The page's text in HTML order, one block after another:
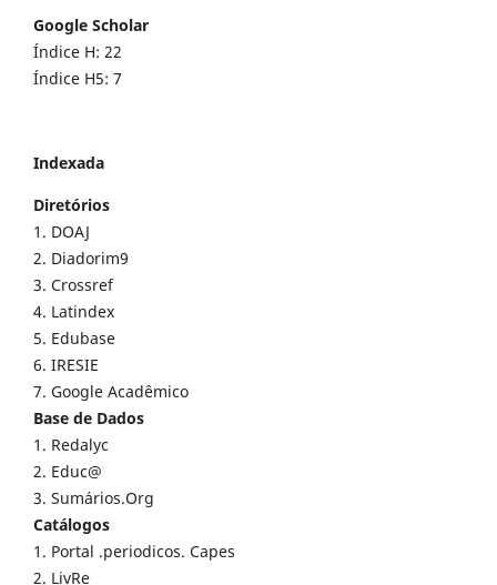
Google Scholar
Índice H: 22
Índice H5: 7
Indexada
Diretórios
1. DOAJ
2. Diadorim9
3. Crossref
4. Latindex
5. Edubase
6. IRESIE
7. Google Acadêmico
Base de Dados
1. Redalyc
2. Educ@
3. Sumários.Org
Catálogos
1. Portal .periodicos. Capes
2. LivRe